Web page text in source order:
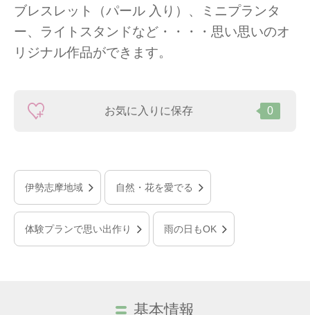
ブレスレット（パール 入り）、ミニプランタ
ー、ライトスタンドなど・・・・思い思いのオ
リジナル作品ができます。
お気に入りに保存 0
伊勢志摩地域 自然・花を愛でる
体験プランで思い出作り 雨の日もOK
基本情報